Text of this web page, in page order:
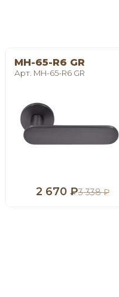
MH-65-R6 GR
Арт. MH-65-R6 GR
2 670 ₽3 338 ₽